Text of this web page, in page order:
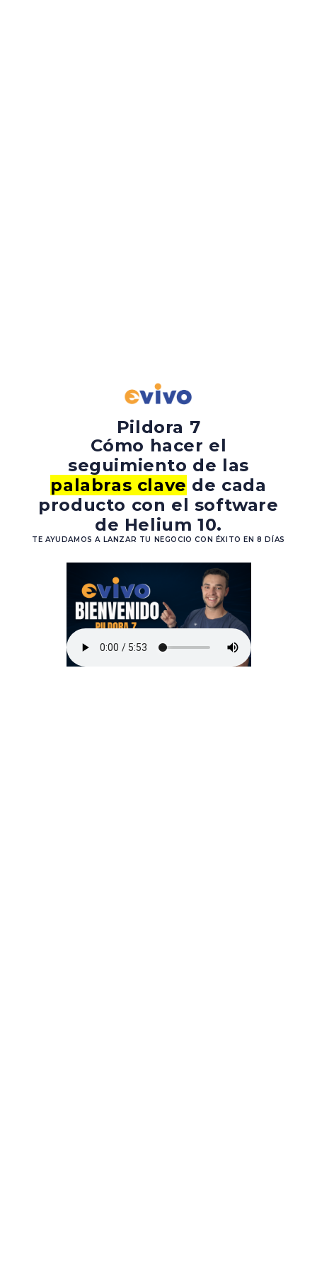
Pildora 7
Cómo hacer el
seguimiento de las
palabras clave de cada
producto con el software
de Helium 10.
TE AYUDAMOS A LANZAR TU NEGOCIO CON ÉXITO EN 8 DÍAS